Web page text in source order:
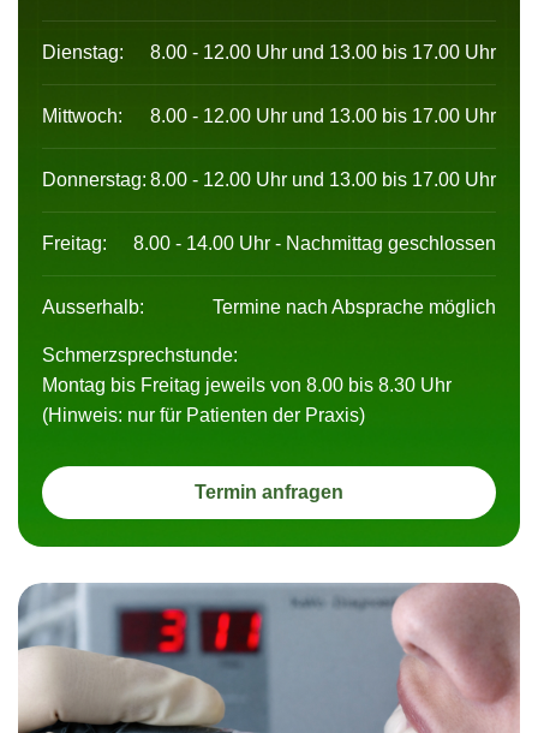
Dienstag: 8.00 - 12.00 Uhr und 13.00 bis 17.00 Uhr
Mittwoch: 8.00 - 12.00 Uhr und 13.00 bis 17.00 Uhr
Donnerstag: 8.00 - 12.00 Uhr und 13.00 bis 17.00 Uhr
Freitag: 8.00 - 14.00 Uhr - Nachmittag geschlossen
Ausserhalb: Termine nach Absprache möglich
Schmerzsprechstunde:
Montag bis Freitag jeweils von 8.00 bis 8.30 Uhr
(Hinweis: nur für Patienten der Praxis)
Termin anfragen